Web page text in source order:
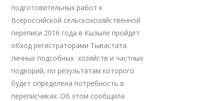
подготовительных работ к
Всероссийской сельскохозяйственной
переписи 2016 года в Кызыле пройдет
обход регистраторами Тывастата
личных подсобных хозяйств и частных
подворий, по результатам которого
будет определена потребность в
переписчиках. Об этом сообщила